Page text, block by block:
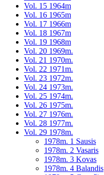
Vol. 15 1964m
Vol. 16 1965m
Vol. 17 1966m
Vol. 18 1967m
Vol. 19 1968m
Vol. 20 1969m.
Vol. 21 1970m.
Vol. 22 1971m.
Vol. 23 1972m.
Vol. 24 1973m.
Vol. 25 1974m.
Vol. 26 1975m.
Vol. 27 1976m.
Vol. 28 1977m.
Vol. 29 1978m.
1978m. 1 Sausis
1978m. 2 Vasaris
1978m. 3 Kovas
1978m. 4 Balandis